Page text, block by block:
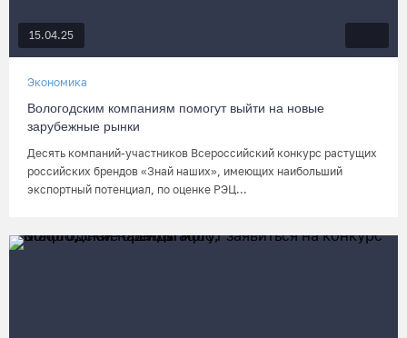
15.04.25
Экономика
Вологодским компаниям помогут выйти на новые
зарубежные рынки
Десять компаний-участников Всероссийский конкурс растущих
российских брендов «Знай наших», имеющих наибольший
экспортный потенциал, по оценке РЭЦ...